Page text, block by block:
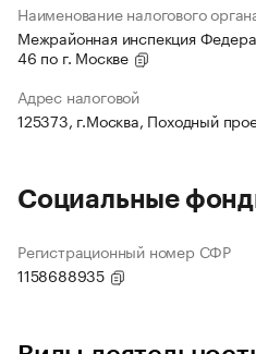
Наименование налогового
Межрайонная инспекция
46 по г. Москве
Адрес налоговой
125373, г.Москва, Походный
Социальные
Регистрационный номер СФР
1158688935